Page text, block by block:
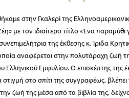
στην Γκαλερί της
με τον ιδιαίτερο τίτλο «Ένα
της έκθεσης κ. Ίριδα
αναφέρεται στην πολυτάραχη ζωή
Ελληνικού Εμφυλίου. Ο επισκέπτης της
στο σπίτι της συγγραφέως,
την ζωή της μέσα από τα βιβλία της,